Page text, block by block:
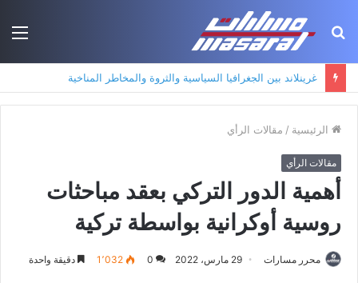
بحث
الرئيسية / مقالات الرأي
مقالات الرأي
أهمية الدور التركي بعقد مباحثات
روسية أوكرانية بواسطة تركية
محرر مسارات 29 مارس، 2022 0 1٬032 دقيقة واحدة